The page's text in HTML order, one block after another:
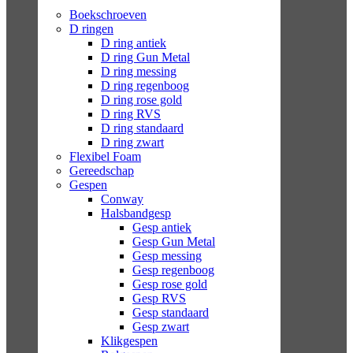
Boekschroeven
D ringen
D ring antiek
D ring Gun Metal
D ring messing
D ring regenboog
D ring rose gold
D ring RVS
D ring standaard
D ring zwart
Flexibel Foam
Gereedschap
Gespen
Conway
Halsbandgesp
Gesp antiek
Gesp Gun Metal
Gesp messing
Gesp regenboog
Gesp rose gold
Gesp RVS
Gesp standaard
Gesp zwart
Klikgespen